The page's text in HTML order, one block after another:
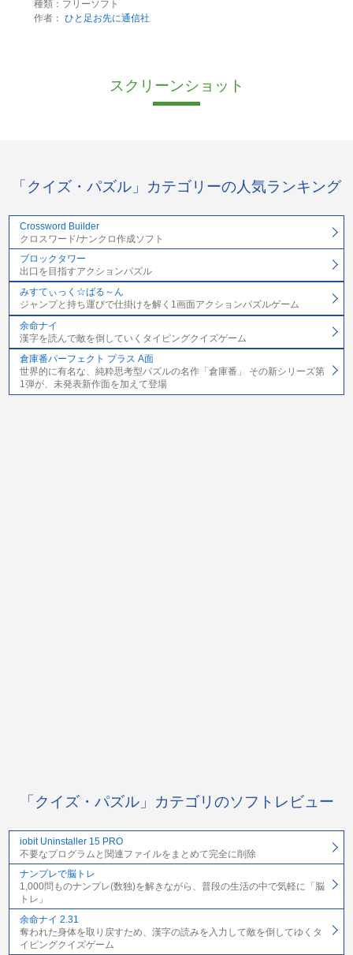
種類：フリーソフト
作者： ひと足お先に通信社
スクリーンショット
「クイズ・パズル」カテゴリーの人気ランキング
Crossword Builder
クロスワード/ナンクロ作成ソフト
ブロックタワー
出口を目指すアクションパズル
みすてぃっく☆ばる～ん
ジャンプと持ち運びで仕掛けを解く1画面アクションパズルゲーム
余命ナイ
漢字を読んで敵を倒していくタイピングクイズゲーム
倉庫番パーフェクト プラス A面
世界的に有名な、純粋思考型パズルの名作「倉庫番」 その新シリーズ第
1弾が、未発表新作面を加えて登場
「クイズ・パズル」カテゴリのソフトレビュー
iobit Uninstaller 15 PRO
不要なプログラムと関連ファイルをまとめて完全に削除
ナンプレで脳トレ
1,000問ものナンプレ(数独)を解きながら、普段の生活の中で気軽に「脳
トレ」
余命ナイ 2.31
奪われた身体を取り戻すため、漢字の読みを入力して敵を倒してゆくタ
イピングクイズゲーム